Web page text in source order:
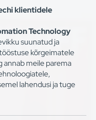
klientidele
Technology
suunatud ja
kõrgeimatele
meile parema
lahendusi ja tuge